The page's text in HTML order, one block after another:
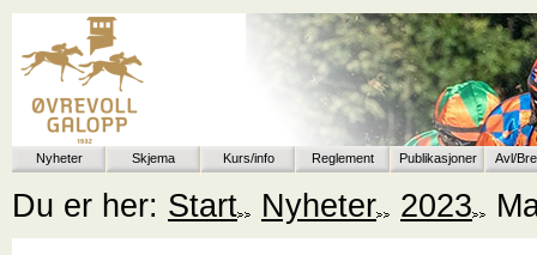
Nyheter Skjema Kurs/info Reglement Publikasjoner Avl/
Du er her: Start Nyheter 2023